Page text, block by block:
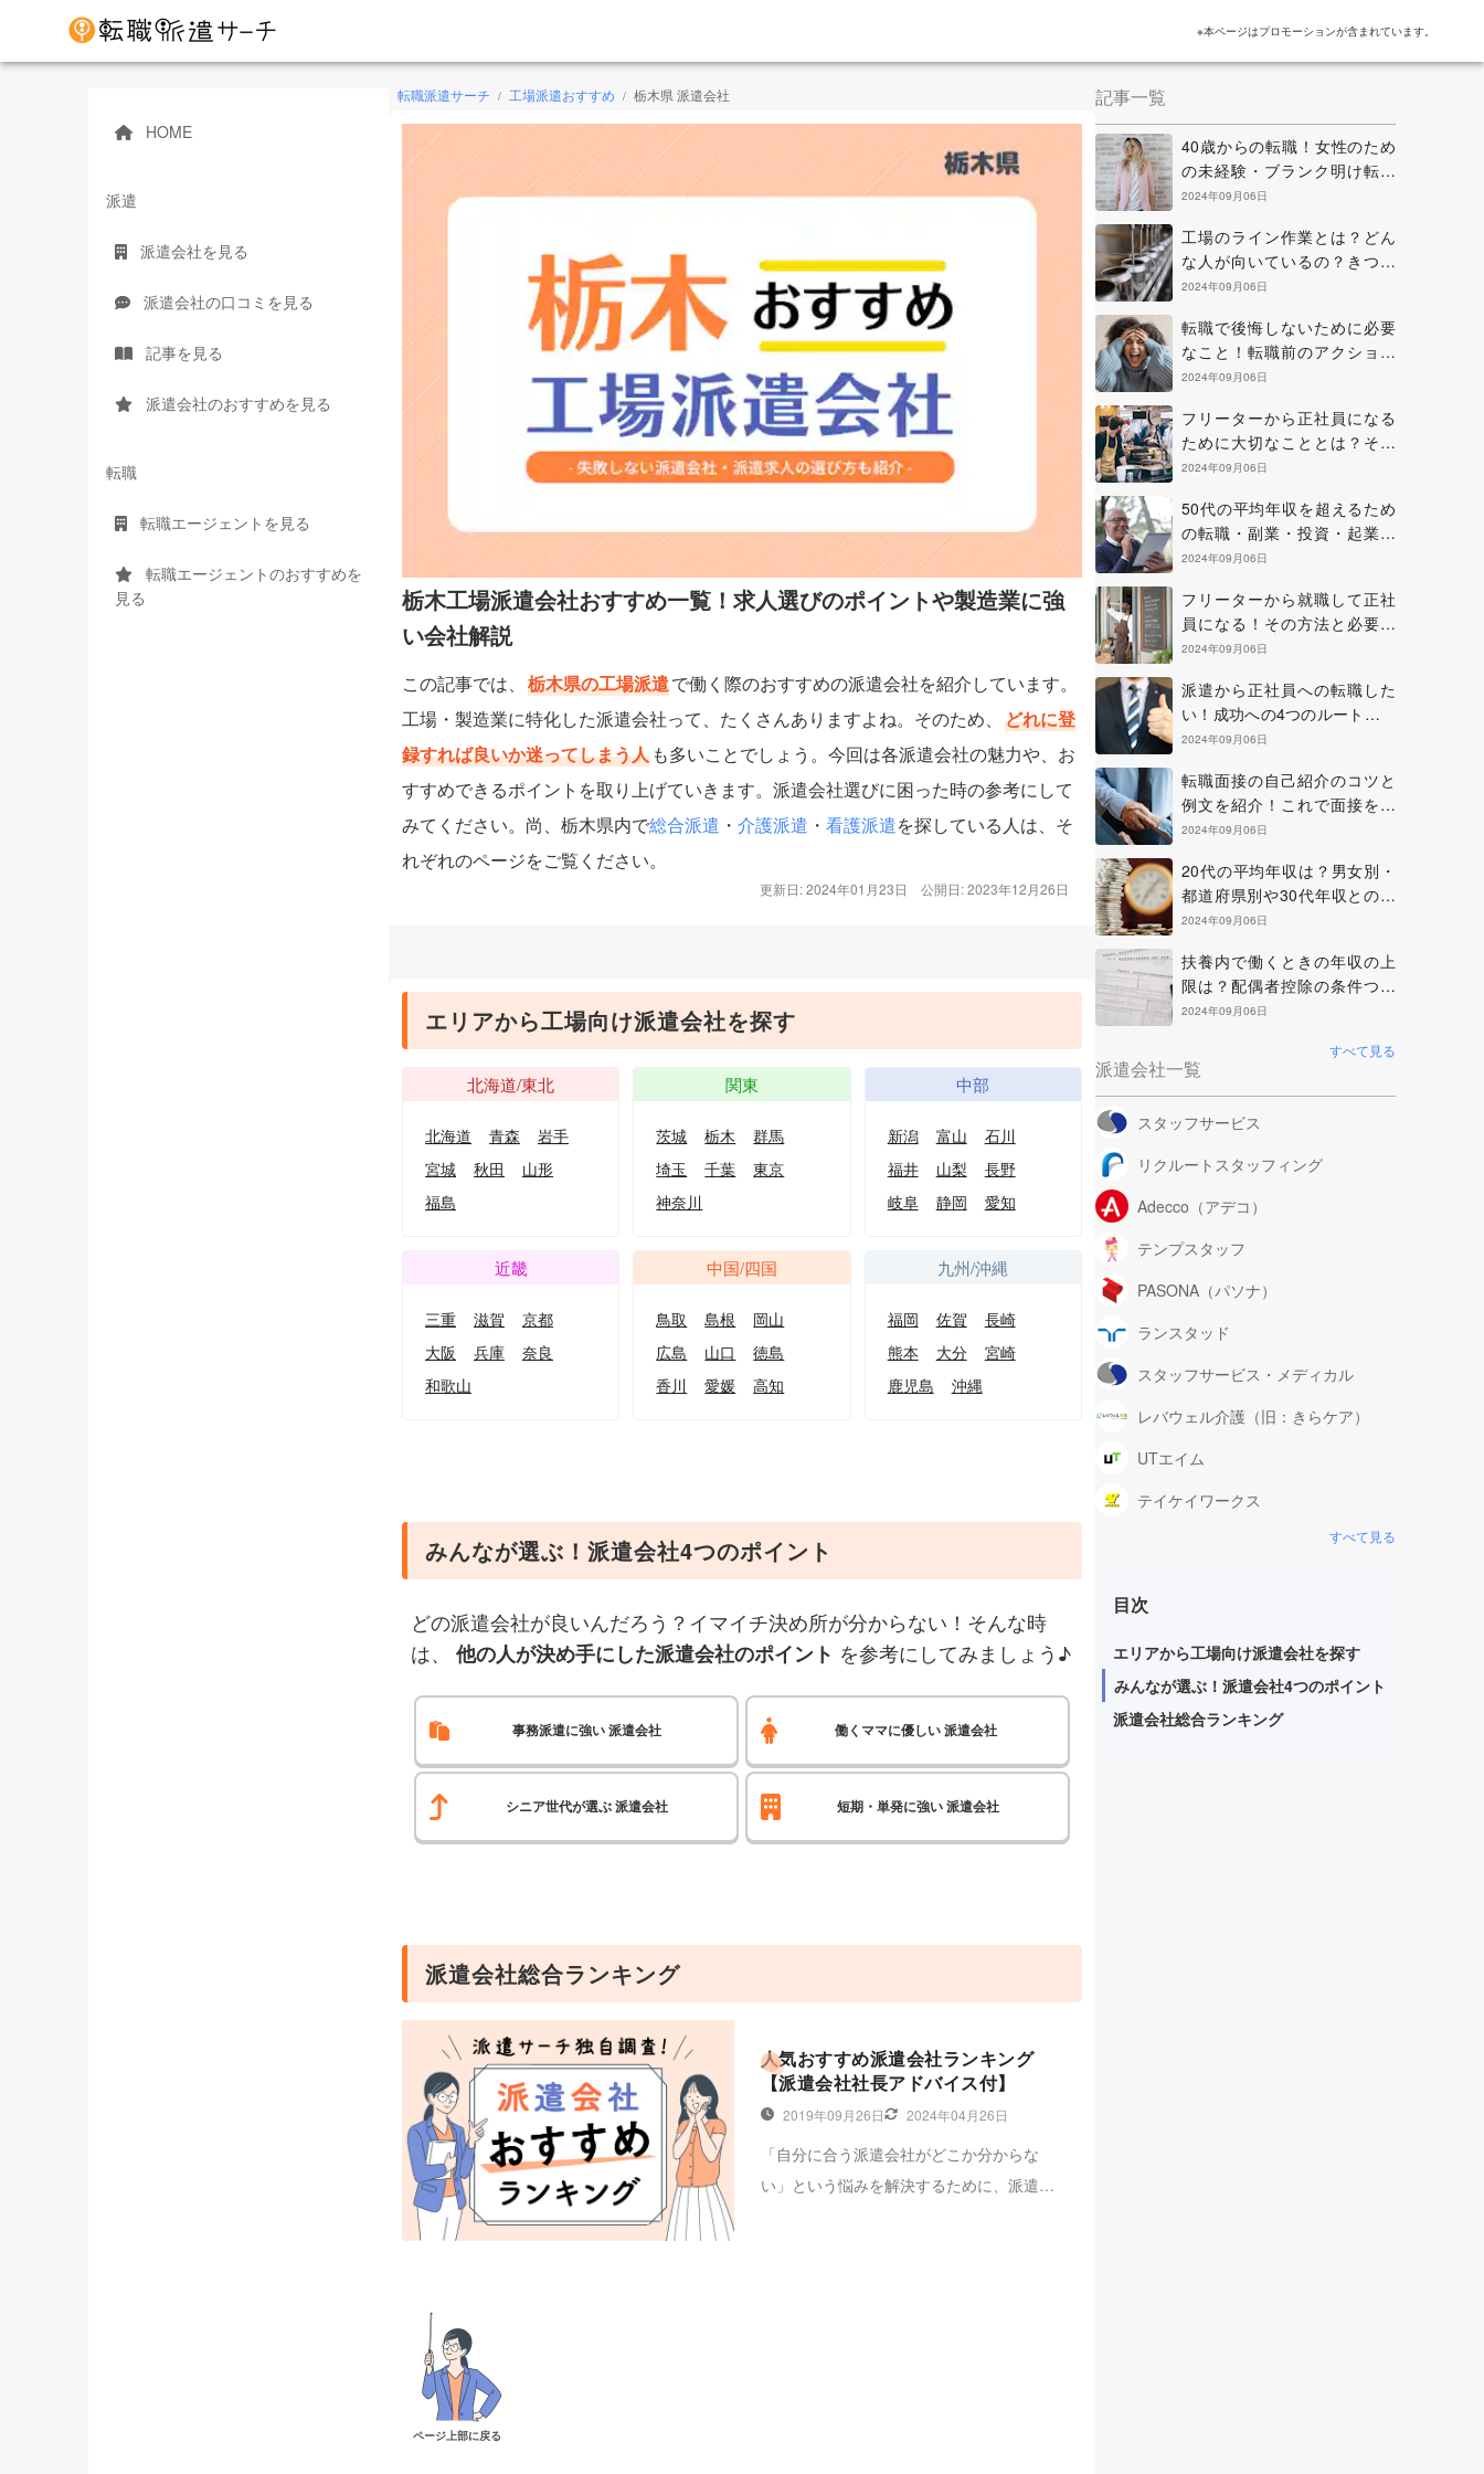
※本ページはプロモーションが含まれています。
HOME
派遣
派遣会社を見る
派遣会社の口コミを見る
記事を見る
派遣会社のおすすめを見る
転職
転職エージェントを見る
転職エージェントのおすすめを
見る
転職派遣サーチ / 工場派遣おすすめ / 栃木県 派遣会社
栃木工場派遣会社おすすめ一覧！求人選びのポイントや製造業に強
い会社解説
この記事では、 栃木県の工場派遣で働く際のおすすめの派遣会社を紹介しています。
工場・製造業に特化した派遣会社って、たくさんありますよね。そのため、 どれに登
録すれば良いか迷ってしまう人 も多いことでしょう。今回は各派遣会社の魅力や、お
すすめできるポイントを取り上げていきます。派遣会社選びに困った時の参考にして
みてください。尚、栃木県内で総合派遣 ・ 介護派遣 ・ 看護派遣を探している人は、そ
れぞれのページをご覧ください。
更新日: 2024年01月23日 公開日: 2023年12月26日
エリアから工場向け派遣会社を探す
北海道/東北
北海道 青森
岩手
宮城
秋田
山形
福島
関東
茨城 栃木
群馬
埼玉
千葉
東京
神奈川
中部
新潟 富山
石川
福井
山梨
長野
岐阜
静岡 愛知
近畿
三重 滋賀
京都
大阪
兵庫
奈良
和歌山
中国/四国
鳥取 島根
岡山
広島
山口
徳島
香川
愛媛 高知
九州/沖縄
福岡 佐賀
長崎
熊本
大分
宮崎
鹿児島
沖縄
みんなが選ぶ！派遣会社4つのポイント
どの派遣会社が良いんだろう？イマイチ決め所が分からない！そんな時
は、 他の人が決め手にした派遣会社のポイント を参考にしてみましょう♪
事務派遣に強い派遣会社 働くママに優しい派遣会社
シニア世代が選ぶ派遣会社 短期・単発に強い派遣会社
派遣会社総合ランキング
人気おすすめ派遣会社ランキング
【派遣会社社長アドバイス付】
2019年09月26日 2024年04月26日
「自分に合う派遣会社がどこか分からな
い」という悩みを解決するために、派遣会
ページ上部に戻る
記事一覧
40歳からの転職！女性のため
の未経験・ブランク明け転職
のヒントと考え方
2024年09月06日
工場のライン作業とは？どん
な人が向いているの？きつい
点を克服する方法などを解説
2024年09月06日
転職で後悔しないために必要
なこと！転職前のアクション
と正に後悔中の場合の解決策
2024年09月06日
フリーターから正社員になる
ために大切なこととは？その
方法と知っておきたい心構え
2024年09月06日
50代の平均年収を超えるため
の転職・副業・投資・起業の
方法について
2024年09月06日
フリーターから就職して正社
員になる！その方法と必要な
準備やコツについて
2024年09月06日
派遣から正社員への転職した
い！成功への4つのルートを確
認しよう
2024年09月06日
転職面接の自己紹介のコツと
例文を紹介！これで面接を乗
り切ろう！
2024年09月06日
20代の平均年収は？男女別・
都道府県別や30代年収との比
較も紹介
2024年09月06日
扶養内で働くときの年収の上
限は？配偶者控除の条件つい
て解説
2024年09月06日
すべて見る
派遣会社一覧
スタッフサービス
リクルートスタッフィング
Adecco（アデコ）
テンプスタッフ
PASONA（パソナ）
ランスタッド
スタッフサービス・メディカル
レバウェル介護（旧：きらケア）
UTエイム
テイケイワークス
すべて見る
目次
エリアから工場向け派遣会社を探す
みんなが選ぶ！派遣会社4つのポイント
派遣会社総合ランキング